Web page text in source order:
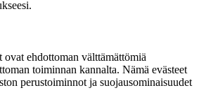
ovat ehdottoman välttämättömiä
toiminnan kannalta. Nämä evästeet
perustoiminnot ja suojausominaisuudet